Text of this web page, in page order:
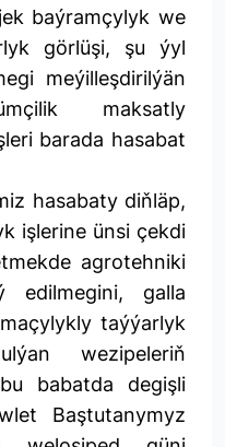
baýramçylyk we
görlüşi, şu ýyl
meýilleşdirilýän
maksatly
barada hasabat
hasabaty diňläp,
işlerine ünsi çekdi
agrotehniki
edilmegini, galla
taýýarlyk
wezipeleriň
babatda degişli
Baştutanymyz